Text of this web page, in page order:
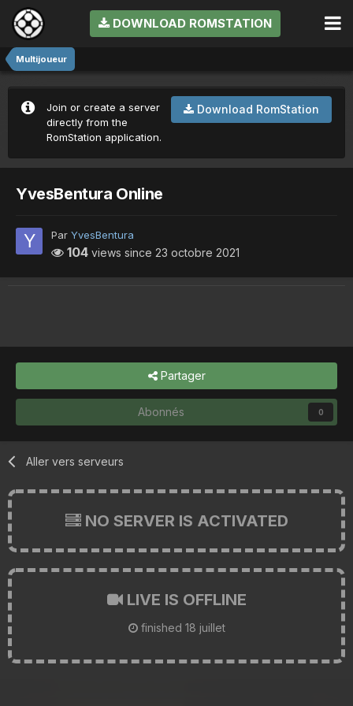
DOWNLOAD ROMSTATION
Multijoueur
Download RomStation
Join or create a server
directly from the
RomStation application.
YvesBentura Online
Par YvesBentura
104 views since 23 octobre 2021
Partager
Abonnés 0
Aller vers serveurs
NO SERVER IS ACTIVATED
LIVE IS OFFLINE
finished 18 juillet